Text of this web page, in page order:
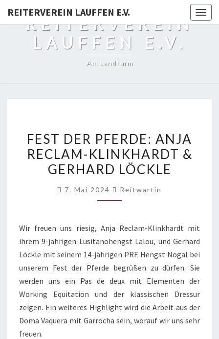
REITERVEREIN LAUFFEN E.V.
REITERVEREIN
LAUFFEN E.V.
Am Landturm
DER
PFERDE:
ANJA
KLINKHARDT
LÖCKLE
FEST DER PFERDE: ANJA
RECLAM-KLINKHARDT &
GERHARD LÖCKLE
7. Mai 2024 Reitwartin
Wir freuen uns riesig, Anja Reclam-Klinkhardt mit
ihrem 9-jährigen Lusitanohengst Lalou, und Gerhard
Löckle mit seinem 14-jährigen PRE Hengst Nogal bei
unserem Fest der Pferde begrüßen zu dürfen. Sie
werden uns ein Pas de deux mit Elementen der
Working Equitation und der klassischen Dressur
zeigen. Ein weiteres Highlight wird die Arbeit aus der
Doma Vaquera mit Garrocha sein, worauf wir uns sehr
freuen.